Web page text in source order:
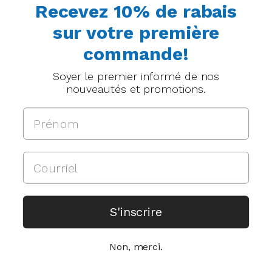
Lire la suite
CARACTÉRISTIQUES
Avis Clients
Recevez 10% de rabais
sur votre première
commande!
Soyer le premier informé de nos
nouveautés et promotions.
S'inscrire
Non, merci.